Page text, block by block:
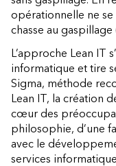
opérationnelle ne se
chasse au
L’approche Lean IT
informatique et tire
Sigma, méthode
Lean IT, la création
cœur des
philosophie, d’une
avec le
services